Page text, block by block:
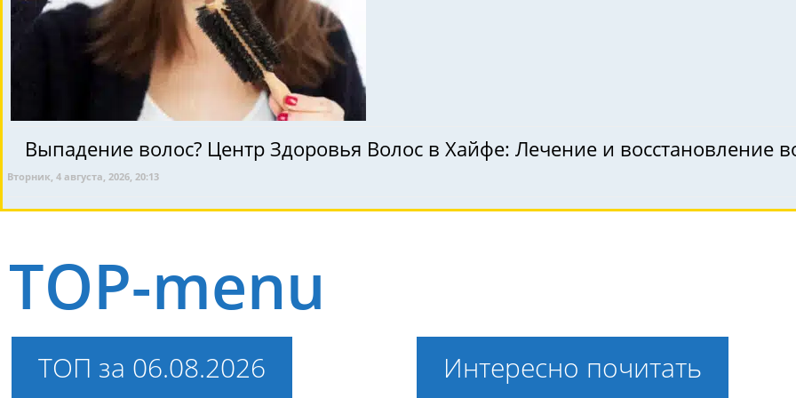
Выпадение волос? Центр Здоровья Волос в Хайфе: Лечение и восстановление
Вторник, 4 августа, 2026, 20:13
TOP-menu
ТОП за 06.08.2026 Интересно почитать